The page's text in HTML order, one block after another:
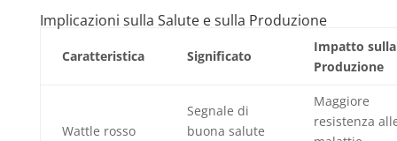
Implicazioni sulla Salute e sulla Produzione
Caratteristica Significato
Impatto sulla
Produzione
Wattle rosso
Segnale di
buona salute
Maggiore
resistenza